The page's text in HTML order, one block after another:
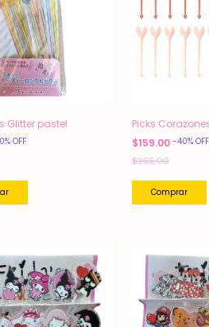
Glitter pastel
% OFF
Picks
$159.00 -40% OFF
$265.00